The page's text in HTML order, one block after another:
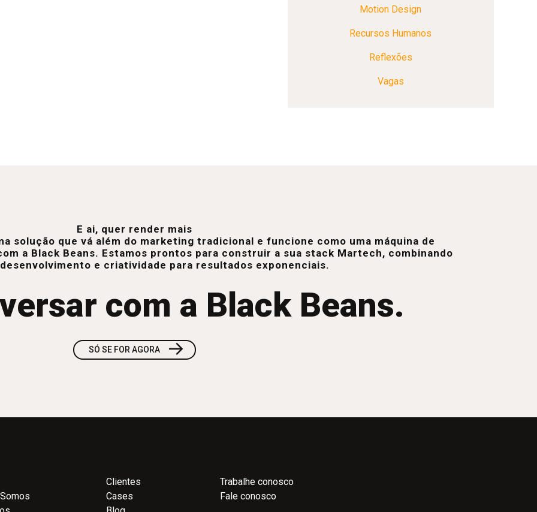
Motion Design
Recursos Humanos
Reflexões
Vagas
E ai, quer render mais
solução que vá além do marketing tradicional e funcione como uma máquina de
a Black Beans. Estamos prontos para construir a sua stack Martech, combinando
e criatividade para resultados exponenciais.
com a Black Beans.
SÓ SE FOR AGORA →
Clientes
Cases
Trabalhe conosco
Fale conosco